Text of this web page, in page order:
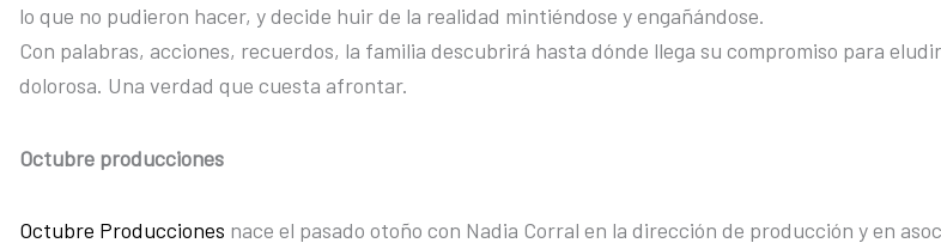
lo que no pudieron hacer, y decide huir de la realidad mintiéndose y engañándose.
Con palabras, acciones, recuerdos, la familia descubrirá hasta dónde llega su compromiso para
dolorosa. Una verdad que cuesta afrontar.
Octubre producciones
Octubre Producciones nace el pasado otoño con Nadia Corral en la dirección de producción y en